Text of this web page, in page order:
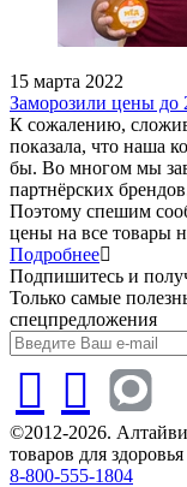
15 марта 2022
Заморозили цены до
К сожалению,
показала, что наша
бы. Во многом мы
партнёрских
Поэтому спешим
цены на все товары
Подробнее
Подпишитесь и
Только самые
спецпредложения
©2012-2026.
товаров для
8-800-555-1804